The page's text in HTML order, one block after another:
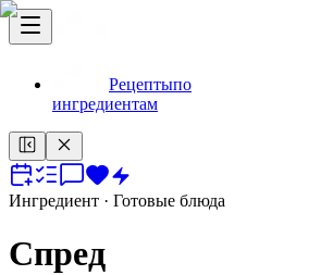
Рецептыпо
ингредиентам
Ингредиент · Готовые блюда
Спред